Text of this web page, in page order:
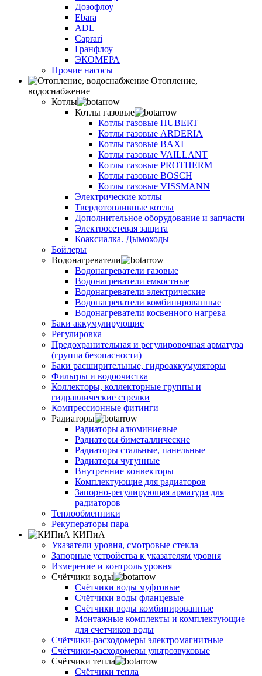
Дозофлоу
Ebara
ADL
Caprari
Гранфлоу
ЭКОМЕРА
Прочие насосы
Отопление,
водоснабжение
Котлы
Котлы газовые
Котлы газовые HUBERT
Котлы газовые ARDERIA
Котлы газовые BAXI
Котлы газовые VAILLANT
Котлы газовые PROTHERM
Котлы газовые BOSCH
Котлы газовые VISSMANN
Электрические котлы
Твердотопливные котлы
Дополнительное оборудование и запчасти
Электросетевая защита
Коаксиалка. Дымоходы
Бойлеры
Водонагреватели
Водонагреватели газовые
Водонагреватели емкостные
Водонагреватели электрические
Водонагреватели комбинированные
Водонагреватели косвенного нагрева
Баки аккумулирующие
Регулировка
Предохранительная и регулировочная арматура
(группа безопасности)
Баки расширительные, гидроаккумуляторы
Фильтры и водоочистка
Коллекторы, коллекторные группы и
гидравлические стрелки
Компрессионные фитинги
Радиаторы
Радиаторы алюминиевые
Радиаторы биметаллические
Радиаторы стальные, панельные
Радиаторы чугунные
Внутренние конвекторы
Комплектующие для радиаторов
Запорно-регулирующая арматура для
радиаторов
Теплообменники
Рекуператоры пара
КИПиА
Указатели уровня, смотровые стекла
Запорные устройства к указателям уровня
Измерение и контроль уровня
Счётчики воды
Счётчики воды муфтовые
Счётчики воды фланцевые
Счётчики воды комбинированные
Монтажные комплекты и комплектующие
для счетчиков воды
Счётчики-расходомеры электромагнитные
Счётчики-расходомеры ультрозвуковые
Счётчики тепла
Счётчики тепла